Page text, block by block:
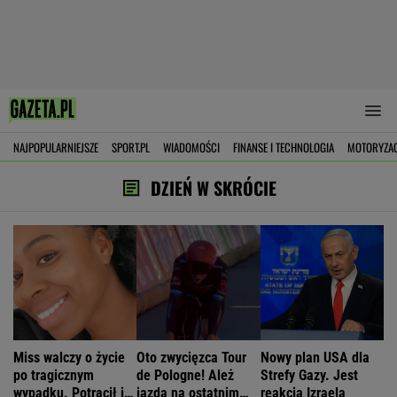
NAJPOPULARNIEJSZE SPORT.PL WIADOMOŚCI FINANSE I TECHNOLOGIA
DZIEŃ W SKRÓCIE
Miss walczy o życie
po tragicznym
wypadku. Potrącił ją
Oto zwycięzca Tour
de Pologne! Ależ
jazda na ostatnim
Nowy plan USA dla
Strefy Gazy. Jest
reakcja Izraela